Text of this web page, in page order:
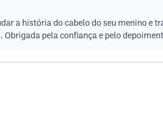
a história do cabelo do seu menino e
pela confiança e pelo